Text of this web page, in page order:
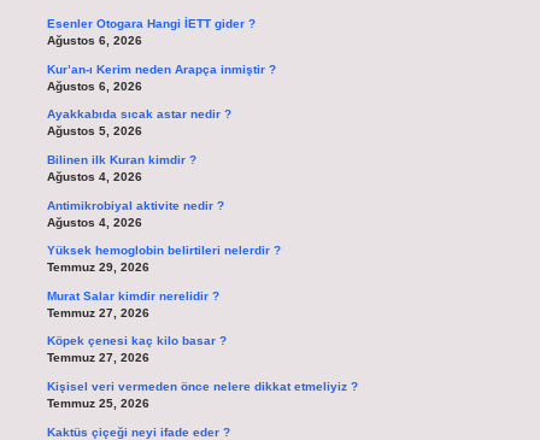
Esenler Otogara Hangi İETT gider ?
Ağustos 6, 2026
Kur’an-ı Kerim neden Arapça inmiştir ?
Ağustos 6, 2026
Ayakkabıda sıcak astar nedir ?
Ağustos 5, 2026
Bilinen ilk Kuran kimdir ?
Ağustos 4, 2026
Antimikrobiyal aktivite nedir ?
Ağustos 4, 2026
Yüksek hemoglobin belirtileri nelerdir ?
Temmuz 29, 2026
Murat Salar kimdir nerelidir ?
Temmuz 27, 2026
Köpek çenesi kaç kilo basar ?
Temmuz 27, 2026
Kişisel veri vermeden önce nelere dikkat etmeliyiz ?
Temmuz 25, 2026
Kaktüs çiçeği neyi ifade eder ?